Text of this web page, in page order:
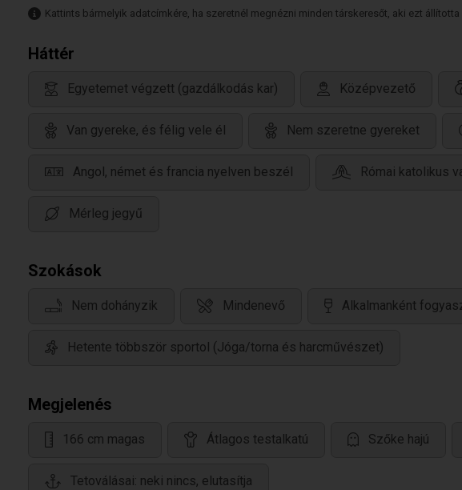
Kattints bármelyik adatcímkére, ha szeretnél megnézni minden társkeresőt, aki ezt állította
Háttér
Egyetemet végzett (gazdálkodás kar) Középvezető
Van gyereke, és félig vele él Nem szeretne gyereket
Angol, német és francia nyelven beszél Római katolikus
Mérleg jegyű
Szokások
Nem dohányzik Mindenevő Alkalmanként
Hetente többször sportol (Jóga/torna és harcművészet)
Megjelenés
166 cm magas Átlagos testalkatú Szőke hajú
Tetoválásai: neki nincs, elutasítja